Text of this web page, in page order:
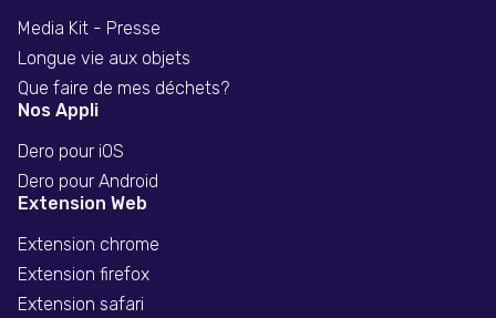
Media Kit - Presse
Longue vie aux objets
Que faire de mes déchets?
Nos Appli
Dero pour iOS
Dero pour Android
Extension Web
Extension chrome
Extension firefox
Extension safari